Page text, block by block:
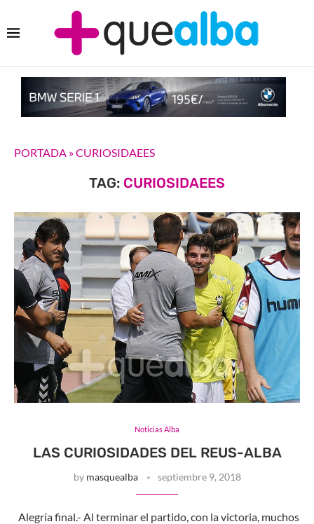
PORTADA »CURIOSIDAEES
TAG: CURIOSIDAEES
Noticias Alba
LAS CURIOSIDADES DEL REUS-ALBA
by masquealba septiembre 9, 2018
Alegría final.- Al terminar el partido, con la victoria, muchos